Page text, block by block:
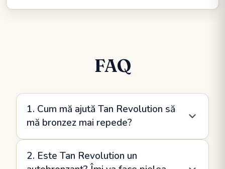
FAQ
1. Cum mă ajută Tan Revolution să
mă bronzez mai repede?
caroten care susțin producția de melanină și ajută
2. Este Tan Revolution un